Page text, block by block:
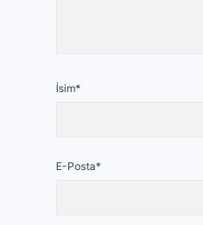
İsim*
E-Posta*